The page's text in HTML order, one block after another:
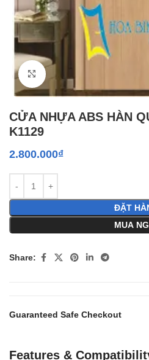
Click to enlarge
CỬA NHỰA ABS HÀN
K1129
2.800.000₫
ĐẶT
MUA
Share:
Guaranteed Safe Checkout
Features &